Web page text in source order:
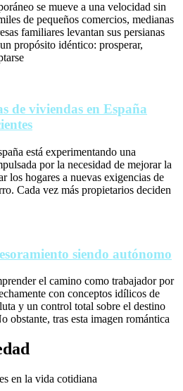
se mueve a una velocidad sin
de pequeños comercios, medianas
familiares levantan sus persianas
propósito idéntico: prosperar,
de viviendas en España
está experimentando una
por la necesidad de mejorar la
los hogares a nuevas exigencias de
Cada vez más propietarios deciden
siendo autónomo
el camino como trabajador por
con conceptos idílicos de
y un control total sobre el destino
obstante, tras esta imagen romántica